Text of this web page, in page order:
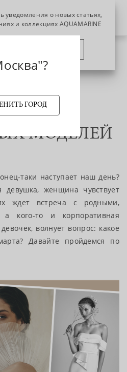
МОДЕЛЕЙ
таки наступает наш день?
женщина чувствует
ждет встреча с родными,
кого-то и корпоративная
волнует вопрос: какое
Давайте пройдемся по
ГОРОД
уведомления о новых статьях,
и коллекциях AQUAMARINE